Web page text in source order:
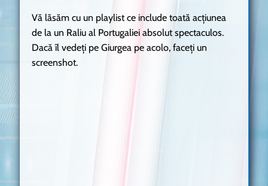
Vă lăsăm cu un playlist ce include toată acțiunea
de la un Raliu al Portugaliei absolut spectaculos.
Dacă îl vedeți pe Giurgea pe acolo, faceți un
screenshot.